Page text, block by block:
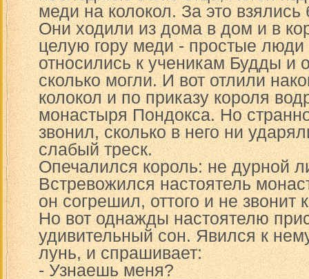
меди на колокол. За это
Они ходили из дома в дом и в
целую гору меди - простые люди
относились к ученикам Будды и
сколько могли. И вот отлили
колокол и по приказу короля
монастыря Пондокса. Но
звонил, сколько в него ни
слабый треск.
Опечалился король: не дурной
Встревожился настоятель
он согрешил, оттого и не звонит
Но вот однажды настоятелю
удивительный сон. Явился к
лунь, и спрашивает:
- Узнаешь меня?